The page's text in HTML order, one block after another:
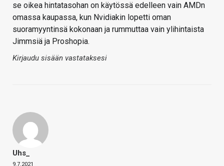
se oikea hintatasohan on käytössä edelleen vain AMDn
omassa kaupassa, kun Nvidiakin lopetti oman
suoramyyntinsä kokonaan ja rummuttaa vain ylihintaista
Jimmsiä ja Proshopia.
Kirjaudu sisään vastataksesi
Uhs_
9.7.2021